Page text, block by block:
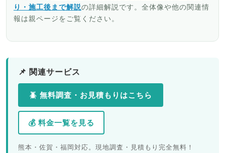
り・施工後まで解説の詳細解説です。全体像や他の関連情
報は親ページをご覧ください。
📌 関連サービス
🪲 無料調査・お見積もりはこちら
💰 料金一覧を見る
熊本・佐賀・福岡対応。現地調査・見積もり完全無料！